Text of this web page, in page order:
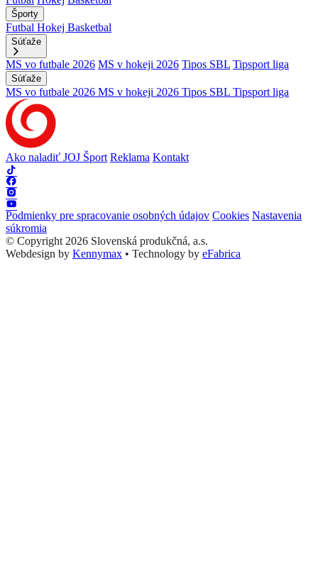
Športy
Futbal Hokej Basketbal
Súťaže
MS vo futbale 2026 MS v hokeji 2026 Tipos SBL Tipsport liga
Súťaže
MS vo futbale 2026 MS v hokeji 2026 Tipos SBL Tipsport liga
Ako naladiť JOJ Šport Reklama Kontakt
Podmienky pre spracovanie osobných údajov Cookies Nastavenia
súkromia
© Copyright 2026 Slovenská produkčná, a.s.
Webdesign by Kennymax • Technology by eFabrica